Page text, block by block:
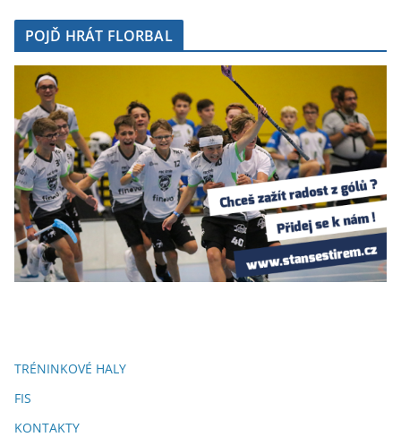
POJĎ HRÁT FLORBAL
TRÉNINKOVÉ HALY
FIS
KONTAKTY